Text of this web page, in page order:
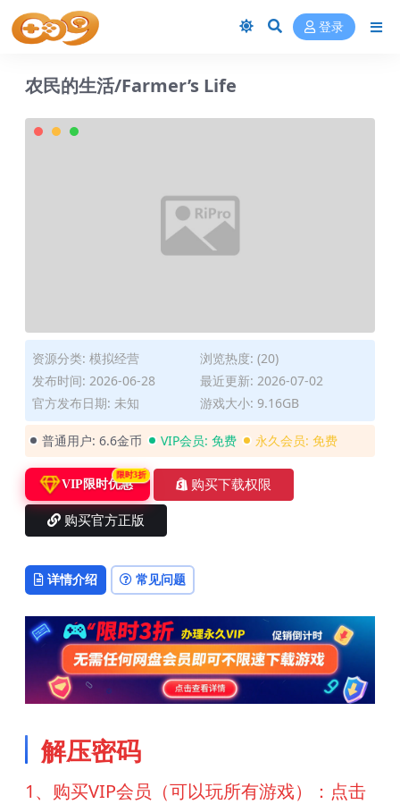
登录
农民的生活/Farmer’s Life
资源分类: 模拟经营
浏览热度: (20)
发布时间: 2026-06-28
最近更新: 2026-07-02
官方发布日期: 未知
游戏大小: 9.16GB
普通用户: 6.6金币 VIP会员: 免费 永久会员: 免费
VIP限时优惠
限时3折
购买下载权限
购买官方正版
详情介绍 常见问题
解压密码
1、购买VIP会员（可以玩所有游戏）：点击